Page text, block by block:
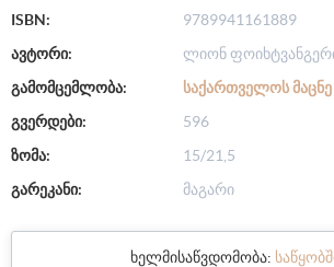
ISBN:
9789941161889
ავტორი:
ლიონ
გამომცემლობა:
ᲡᲐᲥᲐᲠᲗᲕᲔᲚᲝᲡ ᲛᲐᲪᲜᲔ
გვერდები:
596
ზომა:
15/21,5
გარეკანი:
მაგარი
ხელმისაწვდომობა: